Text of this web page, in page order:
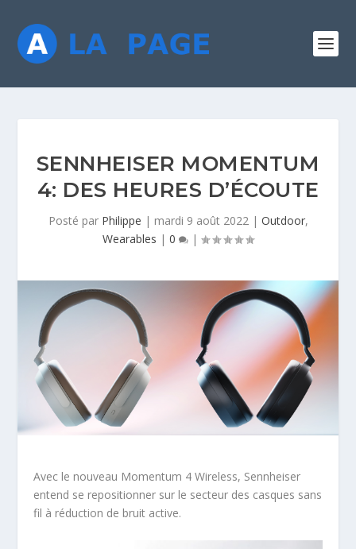
SENNHEISER MOMENTUM
4: DES HEURES D’ÉCOUTE
Posté par Philippe | mardi 9 août 2022| Outdoor,
Wearables | 0 |
Avec le nouveau Momentum 4 Wireless, Sennheiser
entend se repositionner sur le secteur des casques sans
fil à réduction de bruit active.